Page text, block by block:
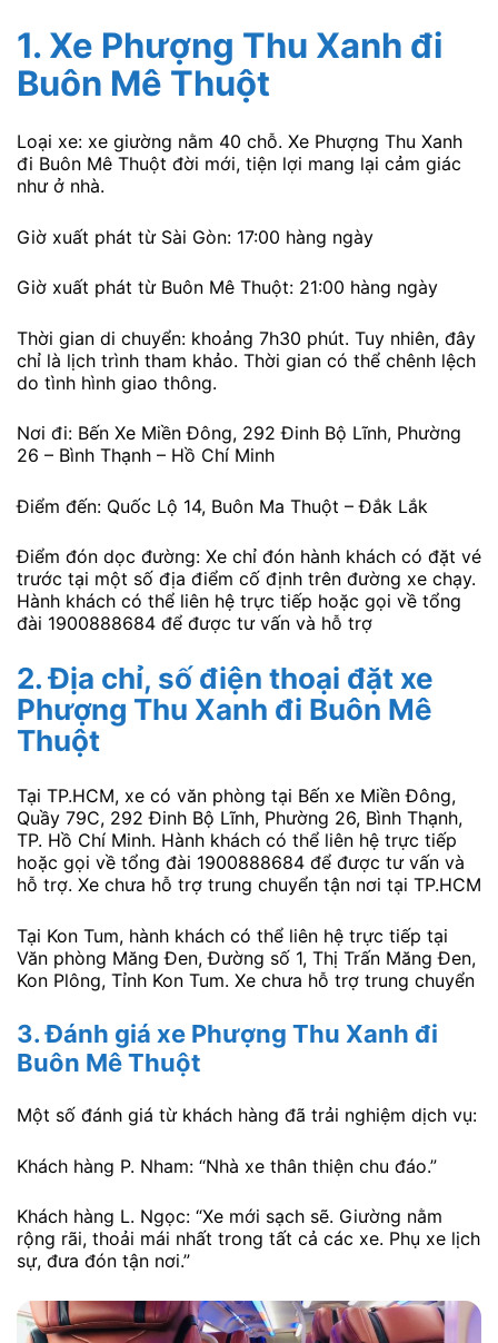
1. Xe Phượng Thu Xanh đi
Buôn Mê Thuột
Loại xe: xe giường nằm 40 chỗ. Xe Phượng Thu Xanh
đi Buôn Mê Thuột đời mới, tiện lợi mang lại cảm giác
như ở nhà.
Giờ xuất phát từ Sài Gòn: 17:00 hàng ngày
Giờ xuất phát từ Buôn Mê Thuột: 21:00 hàng ngày
Thời gian di chuyển: khoảng 7h30 phút. Tuy nhiên, đây
chỉ là lịch trình tham khảo. Thời gian có thể chênh lệch
do tình hình giao thông.
Nơi đi: Bến Xe Miền Đông, 292 Đinh Bộ Lĩnh, Phường
26 – Bình Thạnh – Hồ Chí Minh
Điểm đến: Quốc Lộ 14, Buôn Ma Thuột – Đắk Lắk
Điểm đón dọc đường: Xe chỉ đón hành khách có đặt vé
trước tại một số địa điểm cố định trên đường xe chạy.
Hành khách có thể liên hệ trực tiếp hoặc gọi về tổng
đài 1900888684 để được tư vấn và hỗ trợ
2.Địa chỉ, số điện thoại đặt xe
Phượng Thu Xanh đi Buôn Mê
Thuột
Tại TP.HCM, xe có văn phòng tại Bến xe Miền Đông,
Quầy 79C, 292 Đinh Bộ Lĩnh, Phường 26, Bình Thạnh,
TP. Hồ Chí Minh. Hành khách có thể liên hệ trực tiếp
hoặc gọi về tổng đài 1900888684 để được tư vấn và
hỗ trợ. Xe chưa hỗ trợ trung chuyển tận nơi tại TP.HCM
Tại Kon Tum, hành khách có thể liên hệ trực tiếp tại
Văn phòng Măng Đen, Đường số 1, Thị Trấn Măng Đen,
Kon Plông, Tỉnh Kon Tum. Xe chưa hỗ trợ trung chuyển
3.Đánh giá xe Phượng Thu Xanh đi
Buôn Mê Thuột
Một số đánh giá từ khách hàng đã trải nghiệm dịch vụ:
Khách hàng P. Nham: “Nhà xe thân thiện chu đáo.”
Khách hàng L. Ngọc: “Xe mới sạch sẽ. Giường nằm
rộng rãi, thoải mái nhất trong tất cả các xe. Phụ xe lịch
sự, đưa đón tận nơi.”